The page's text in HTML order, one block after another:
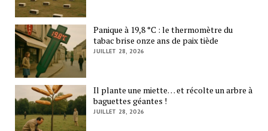
Panique à 19,8 °C : le thermomètre du
tabac brise onze ans de paix tiède
JUILLET 28, 2026
Il plante une miette… et récolte un arbre à
baguettes géantes !
JUILLET 28, 2026